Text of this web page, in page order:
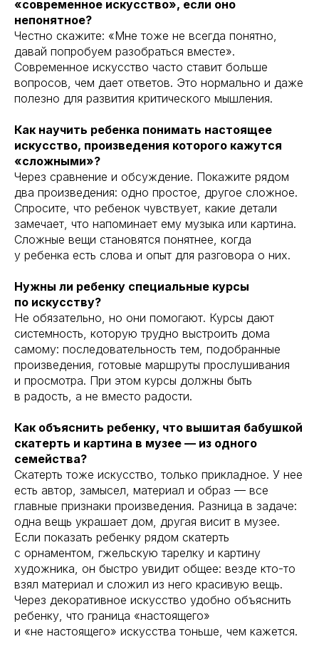
«современное искусство», если оно
непонятное?
Честно скажите: «Мне тоже не всегда понятно,
давай попробуем разобраться вместе».
Современное искусство часто ставит больше
вопросов, чем дает ответов. Это нормально и даже
полезно для развития критического мышления.
Как научить ребенка понимать настоящее
искусство, произведения которого кажутся
«сложными»?
Через сравнение и обсуждение. Покажите рядом
два произведения: одно простое, другое сложное.
Спросите, что ребенок чувствует, какие детали
замечает, что напоминает ему музыка или картина.
Сложные вещи становятся понятнее, когда
у ребенка есть слова и опыт для разговора о них.
Нужны ли ребенку специальные курсы
по искусству?
Не обязательно, но они помогают. Курсы дают
системность, которую трудно выстроить дома
самому: последовательность тем, подобранные
произведения, готовые маршруты прослушивания
и просмотра. При этом курсы должны быть
в радость, а не вместо радости.
Как объяснить ребенку, что вышитая бабушкой
скатерть и картина в музее — из одного
семейства?
Скатерть тоже искусство, только прикладное. У нее
есть автор, замысел, материал и образ — все
главные признаки произведения. Разница в задаче:
одна вещь украшает дом, другая висит в музее.
Если показать ребенку рядом скатерть
с орнаментом, гжельскую тарелку и картину
художника, он быстро увидит общее: везде кто-то
взял материал и сложил из него красивую вещь.
Через декоративное искусство удобно объяснить
ребенку, что граница «настоящего»
и «не настоящего» искусства тоньше, чем кажется.